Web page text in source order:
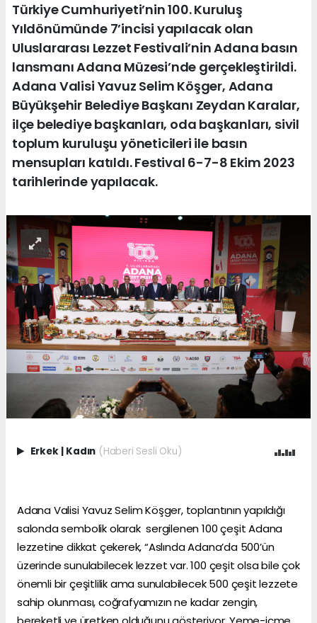
Türkiye Cumhuriyeti’nin 100. Kuruluş
Yıldönümünde 7’incisi yapılacak olan
Uluslararası Lezzet Festivali’nin Adana basın
lansmanı Adana Müzesi’nde gerçekleştirildi.
Adana Valisi Yavuz Selim Köşger, Adana
Büyükşehir Belediye Başkanı Zeydan Karalar,
ilçe belediye başkanları, oda başkanları, sivil
toplum kuruluşu yöneticileri ile basın
mensupları katıldı. Festival 6-7-8 Ekim 2023
tarihlerinde yapılacak.
Erkek | Kadın (Haberi Sesli Oku)
Adana Valisi Yavuz Selim Köşger, toplantının yapıldığı
salonda sembolik olarak sergilenen 100 çeşit Adana
lezzetine dikkat çekerek, “Aslında Adana’da 500’ün
üzerinde sunulabilecek lezzet var. 100 çeşit olsa bile çok
önemli bir çeşitlilik ama sunulabilecek 500 çeşit lezzete
sahip olunması, coğrafyamızın ne kadar zengin,